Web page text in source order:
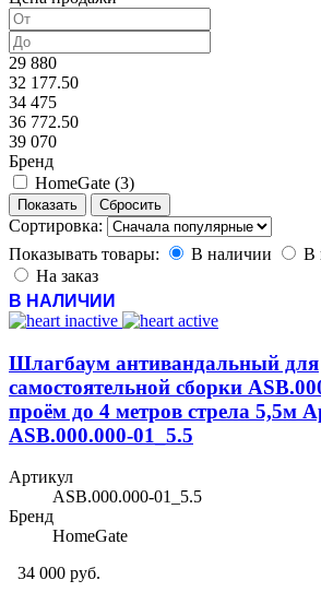
29 880
32 177.50
34 475
36 772.50
39 070
Бренд
HomeGate (3)
Сортировка:
Показывать товары:
В наличии
В
На заказ
В НАЛИЧИИ
Шлагбаум антивандальный для
самостоятельной сборки
проём до 4 метров стрела 5,5м
ASB.000.000-01_5.5
Артикул
ASB.000.000-01_5.5
Бренд
HomeGate
34 000 руб.